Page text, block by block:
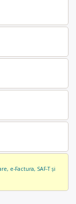
e-Factura, SAF-T și